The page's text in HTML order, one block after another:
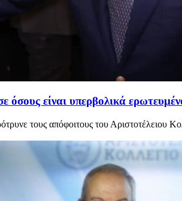
όσους είναι υπερβολικά
τους απόφοιτους του Αριστοτέλειου